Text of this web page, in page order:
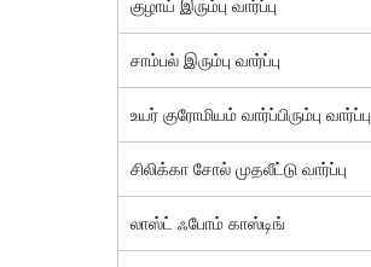
குழாய் இரும்பு வார்ப்பு
சாம்பல் இரும்பு வார்ப்பு
உயர் குரோமியம் வார்ப்பிரும்பு வார்ப்பு
சிலிக்கா சோல் முதலீட்டு வார்ப்பு
லாஸ்ட் ஃபோம் காஸ்டிங்